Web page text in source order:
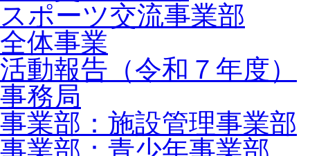
スポーツ交流事業部
全体事業
活動報告（令和７年度）
事務局
事業部：施設管理事業部